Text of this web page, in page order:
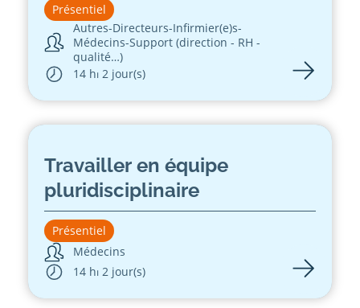
Présentiel
Autres-Directeurs-Infirmier(e)s-
Médecins-Support (direction - RH -
qualité…)
14 h⏐ 2 jour(s)
Travailler en équipe
pluridisciplinaire
Présentiel
Médecins
14 h⏐ 2 jour(s)